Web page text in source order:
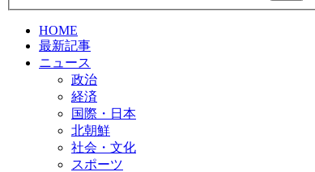
HOME
最新記事
ニュース
政治
経済
国際・日本
北朝鮮
社会・文化
スポーツ